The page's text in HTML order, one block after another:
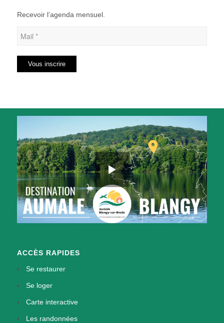
Recevoir l’agenda mensuel.
ACCÈS RAPIDES
Se restaurer
Se loger
Carte interactive
Les randonnées